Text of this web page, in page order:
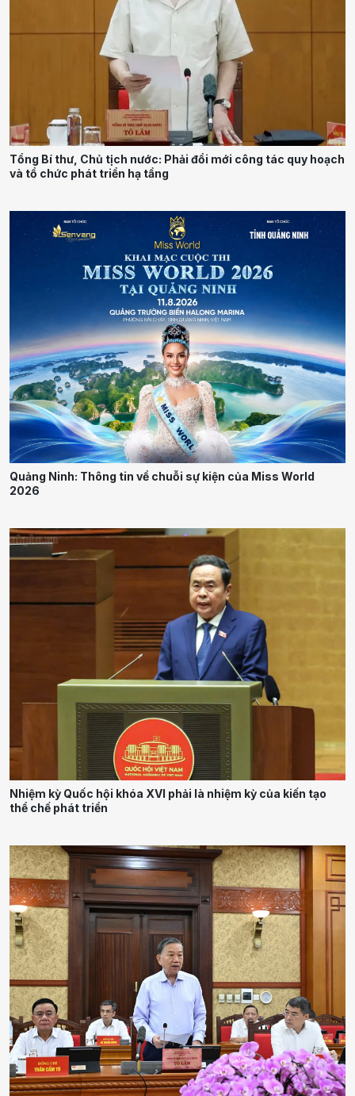
Tổng Bí thư, Chủ tịch nước: Phải đổi mới công tác quy hoạch
và tổ chức phát triển hạ tầng
Quảng Ninh: Thông tin về chuỗi sự kiện của Miss World
2026
Nhiệm kỳ Quốc hội khóa XVI phải là nhiệm kỳ của kiến tạo
thể chế phát triển